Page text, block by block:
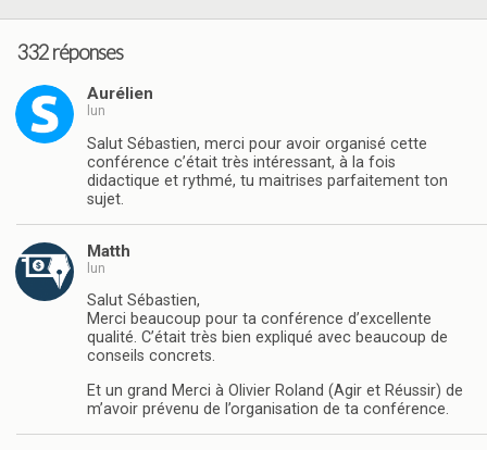
332 réponses
Aurélien
lun
Salut Sébastien, merci pour avoir organisé cette
conférence c’était très intéressant, à la fois
didactique et rythmé, tu maitrises parfaitement ton
sujet.
Matth
lun
Salut Sébastien,
Merci beaucoup pour ta conférence d’excellente
qualité. C’était très bien expliqué avec beaucoup de
conseils concrets.
Et un grand Merci à Olivier Roland (Agir et Réussir) de
m’avoir prévenu de l’organisation de ta conférence.